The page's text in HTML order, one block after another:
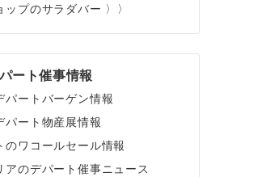
ップのサラダバー 〉〉
ート催事情報
パートバーゲン情報
パート物産展情報
のワコールセール情報
アのデパート催事ニュース